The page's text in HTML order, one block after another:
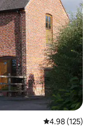
レビュー125
4.98 (125)